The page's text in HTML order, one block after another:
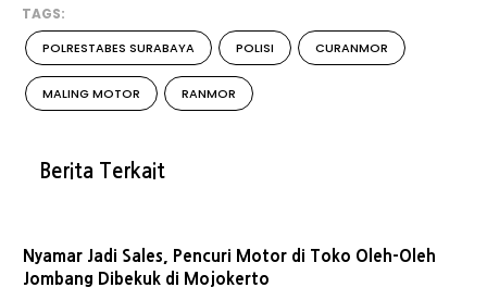
TAGS:
POLRESTABES SURABAYA POLISI CURANMOR
MALING MOTOR RANMOR
Berita Terkait
Nyamar Jadi Sales, Pencuri Motor di Toko Oleh-Oleh
Jombang Dibekuk di Mojokerto